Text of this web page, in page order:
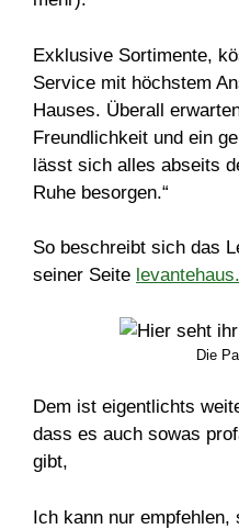
Exklusive Sortimente,
Service mit höchstem
Hauses. Überall
Freundlichkeit und ein
lässt sich alles abseits
Ruhe besorgen.“
So beschreibt sich das
seiner Seite
Die
Dem ist eigentlichts
dass es auch sowas
gibt,
Ich kann nur